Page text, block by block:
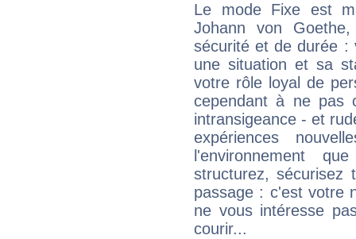
Le mode Fixe est
Johann von
sécurité et de durée :
une situation et sa
votre rôle loyal de
cependant à ne pas
intransigeance - et
expériences
l'environnement
structurez, sécurisez
passage : c'est votre
ne vous intéresse
courir...